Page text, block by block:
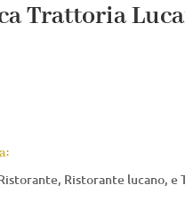
Trattoria
Ristorante lucano, e